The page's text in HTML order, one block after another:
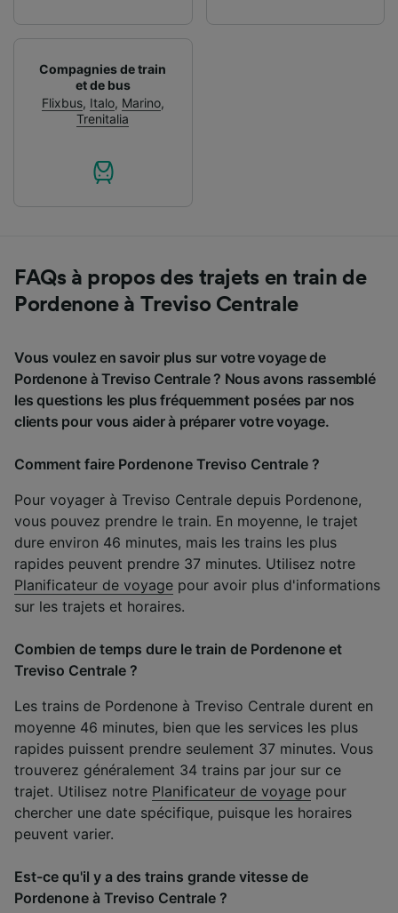
Compagnies de train
et de bus
Flixbus, Italo, Marino,
Trenitalia
FAQs à propos des trajets en train de
Pordenone à Treviso Centrale
Vous voulez en savoir plus sur votre voyage de
Pordenone à Treviso Centrale ? Nous avons rassemblé
les questions les plus fréquemment posées par nos
clients pour vous aider à préparer votre voyage.
Comment faire Pordenone Treviso Centrale ?
Pour voyager à Treviso Centrale depuis Pordenone,
vous pouvez prendre le train. En moyenne, le trajet
dure environ 46 minutes, mais les trains les plus
rapides peuvent prendre 37 minutes. Utilisez notre
Planificateur de voyage pour avoir plus d'informations
sur les trajets et horaires.
Combien de temps dure le train de Pordenone et
Treviso Centrale ?
Les trains de Pordenone à Treviso Centrale durent en
moyenne 46 minutes, bien que les services les plus
rapides puissent prendre seulement 37 minutes. Vous
trouverez généralement 34 trains par jour sur ce
trajet. Utilisez notre Planificateur de voyage pour
chercher une date spécifique, puisque les horaires
peuvent varier.
Est-ce qu'il y a des trains grande vitesse de
Pordenone à Treviso Centrale ?